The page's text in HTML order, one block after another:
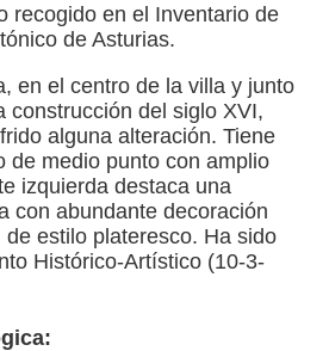
recogido en el Inventario de
de Asturias.
en el centro de la villa y junto
construcción del siglo XVI,
alguna alteración. Tiene
de medio punto con amplio
izquierda destaca una
con abundante decoración
estilo plateresco. Ha sido
Histórico-Artístico (10-3-